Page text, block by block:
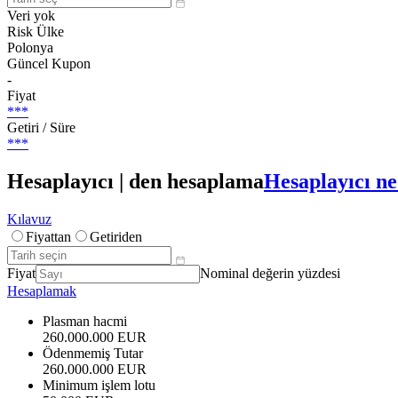
Veri yok
Risk Ülke
Polonya
Güncel Kupon
-
Fiyat
***
Getiri / Süre
***
Hesaplayıcı | den hesaplamaHesaplayıcı
Kılavuz
Fiyattan
Getiriden
Fiyat
Nominal değerin yüzdesi
Hesaplamak
Plasman hacmi
260.000.000 EUR
Ödenmemiş Tutar
260.000.000 EUR
Minimum işlem lotu